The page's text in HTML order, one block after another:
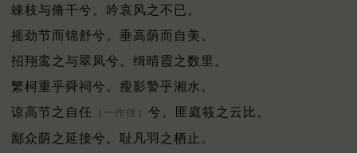
竦枝与脩干兮。吟哀风之不已。
摇劲节而锦舒兮。垂高荫而自美。
招翔鸾之与翠凤兮。缉晴霞之数里。
繁柯重乎舜祠兮。瘦影謺乎湘水。
谅高节之自任
（一作佳） 兮。匪庭筱之云比。
鄙众荫之延接兮。耻凡羽之栖止。